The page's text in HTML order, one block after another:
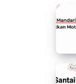
Kiat
Tips